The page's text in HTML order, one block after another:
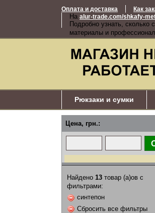
Оплата и доставка Как
На alur-trade.com/shkafy-
Подробно узнать, сколько
материалы и
Рюкзаки и сумки
Цена, грн.:
Найдено 13 товар (а)ов с
фильтрами:
синтепон
Сбросить все фильтры